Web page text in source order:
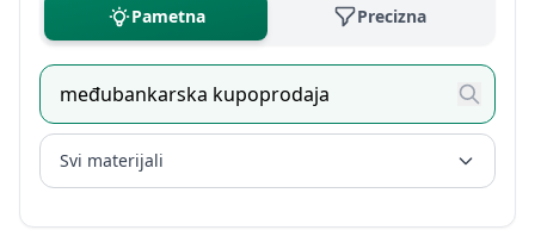
Pametna Precizna
Svi materijali